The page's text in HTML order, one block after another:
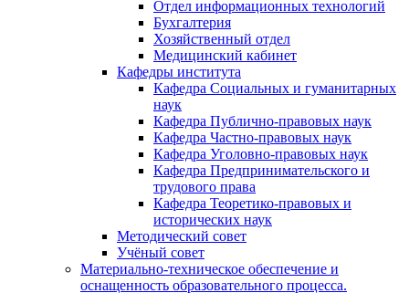
Отдел информационных технологий
Бухгалтерия
Хозяйственный отдел
Медицинский кабинет
Кафедры института
Кафедра Социальных и гуманитарных
наук
Кафедра Публично-правовых наук
Кафедра Частно-правовых наук
Кафедра Уголовно-правовых наук
Кафедра Предпринимательского и
трудового права
Кафедра Теоретико-правовых и
исторических наук
Методический совет
Учёный совет
Материально-техническое обеспечение и
оснащенность образовательного процесса.